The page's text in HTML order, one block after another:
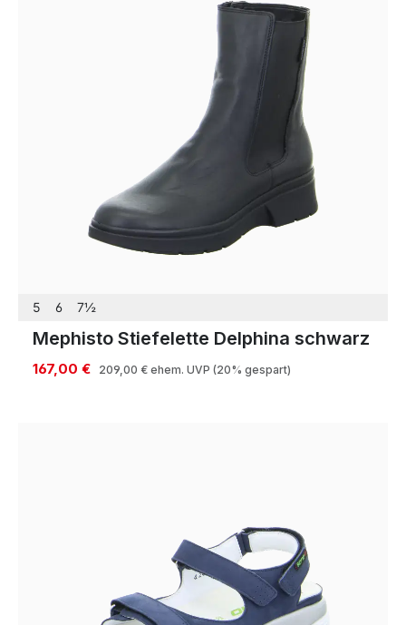
5 6 7½
Mephisto Stiefelette Delphina schwarz
167,00 € 209,00 € ehem. UVP (20% gespart)